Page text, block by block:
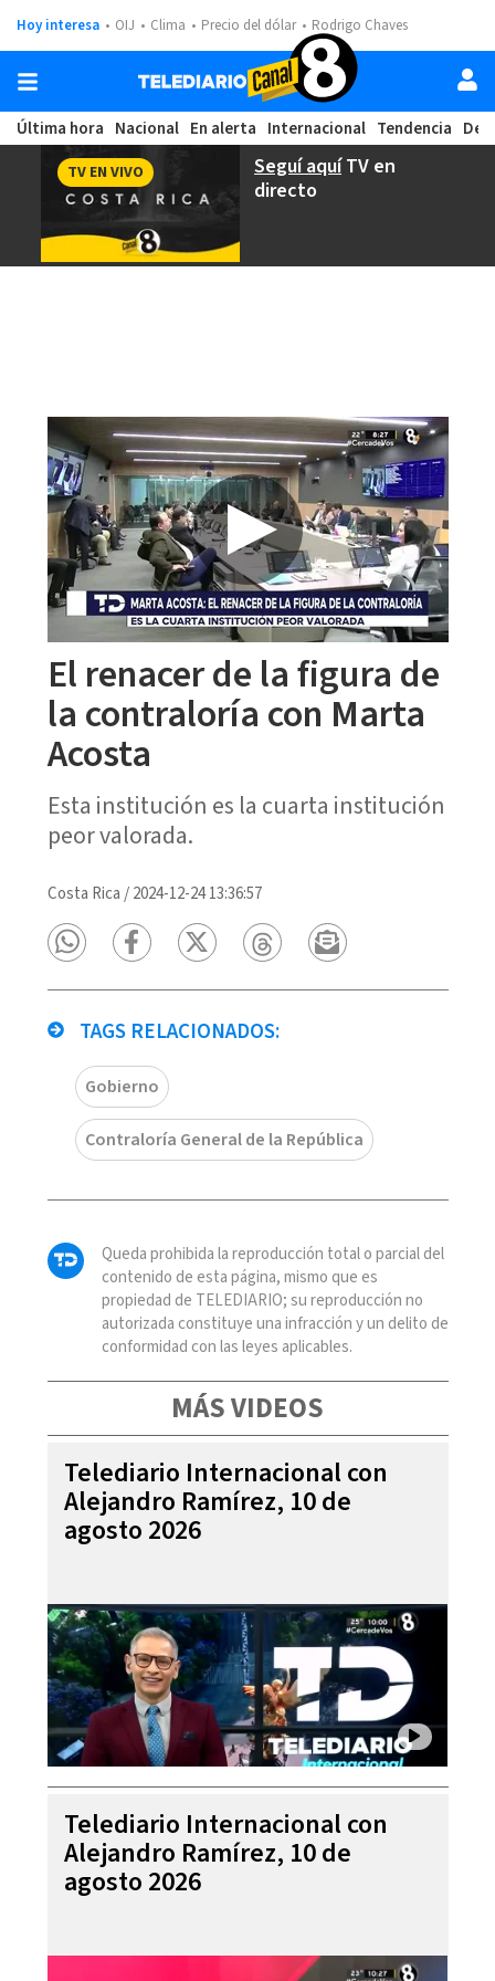
Hoy interesa OIJ Clima Precio del dólar Rodrigo Chaves
Última hora Nacional En alerta Internacional Tendencia
Seguí aquíTV en
directo
TV EN VIVO
El renacer de la figura de
la contraloría con Marta
Acosta
Esta institución es la cuarta institución
peor valorada.
Costa Rica /2024-12-24 13:36:57
TAGS RELACIONADOS:
Gobierno
Contraloría General de la República
Queda prohibida la reproducción total o parcial del
contenido de esta página, mismo que es
propiedad de TELEDIARIO; su reproducción no
autorizada constituye una infracción y un delito de
conformidad con las leyes aplicables.
MÁS VIDEOS
Telediario Internacional con
Alejandro Ramírez, 10 de
agosto 2026
Telediario Internacional con
Alejandro Ramírez, 10 de
agosto 2026